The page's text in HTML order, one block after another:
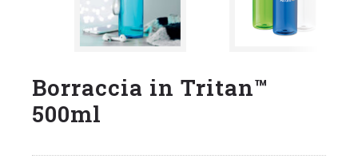
Borraccia in Tritan™
500ml